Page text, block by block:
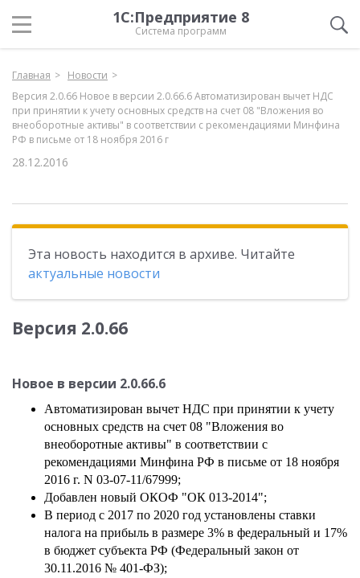
1С:Предприятие 8
Система программ
Главная
Новости
Версия 2.0.66 Новое в версии 2.0.66.6 Автоматизирован вычет НДС
при принятии к учету основных средств на счет 08 "Вложения во
внеоборотные активы" в соответствии с рекомендациями Минфина
РФ в письме от 18 ноября 2016 г
28.12.2016
Эта новость находится в архиве. Читайте
актуальные новости
Версия 2.0.66
Новое в версии 2.0.66.6
Автоматизирован вычет НДС при принятии к учету
основных средств на счет 08 "Вложения во
внеоборотные активы" в соответствии с
рекомендациями Минфина РФ в письме от 18 ноября
2016 г. N 03-07-11/67999;
Добавлен новый ОКОФ "ОК 013-2014";
В период с 2017 по 2020 год установлены ставки
налога на прибыль в размере 3% в федеральный и 17%
в бюджет субъекта РФ (Федеральный закон от
30.11.2016 № 401-ФЗ);